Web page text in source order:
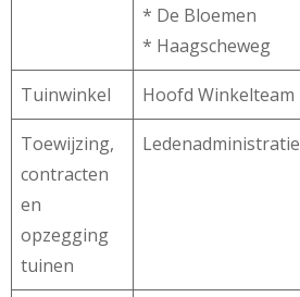
* De Bloemen
* Haagscheweg
Tuinwinkel Hoofd Winkelteam
Toewijzing,
contracten
en
opzegging
tuinen
Ledenadministratie